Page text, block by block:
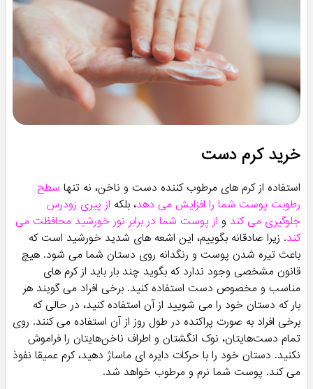
خرید کرم دست
استفاده از کرم های مرطوب کننده دست و ناخن، نه تنها سطح
رطوبت پوست شما را افزایش می دهد، بلکه از پیری زودرس
جلوگیری می کند و از پوست شما در برابر نور خورشید محافظت می
کند. زیرا صادقانه بگوییم، این اشعه های شدید خورشید است که
باعث تیره شدن پوست و رنگدانه روی دستان شما می شود. هیچ
قانون مشخصی وجود ندارد که بگوید چند بار باید از کرم های
مناسب و مخصوص دست استفاده کنید. برخی افراد می گویند هر
بار که دستان خود را می شویید از آن استفاده کنید، در حالی که
برخی افراد به صورت پراکنده در طول روز از آن استفاده می کنند. روی
تمام دست‌هایتان، نوک انگشتان و اطراف ناخن‌هایتان را فراموش
نکنید. دستان خود را با حرکات دایره ای ماساژ دهید، کرم عمیقا نفوذ
می کند. پوست شما نرم و مرطوب خواهد شد.